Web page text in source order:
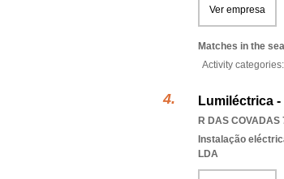
Ver empresa
Matches in the
Activity
Lumiléctrica
R DAS COVADAS
Instalação
LDA